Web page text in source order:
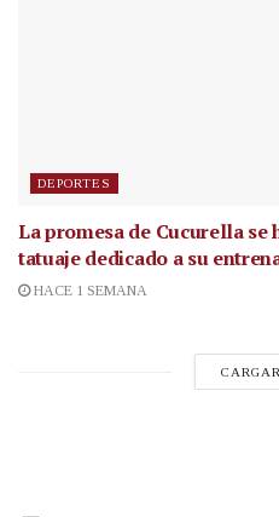
DEPORTES
La promesa de Cucurella se
tatuaje dedicado a su
HACE 1 SEMANA